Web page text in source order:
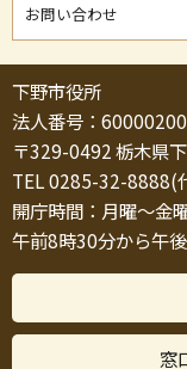
お問い合わせ
下野市役所
法人番号：
〒329-0492 栃木県
TEL 0285-32-
開庁時間：月曜～金
午前8時30分から午
窓